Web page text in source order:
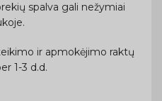
spalva gali nežymiai
ir apmokėjimo raktų
1-3 d.d.